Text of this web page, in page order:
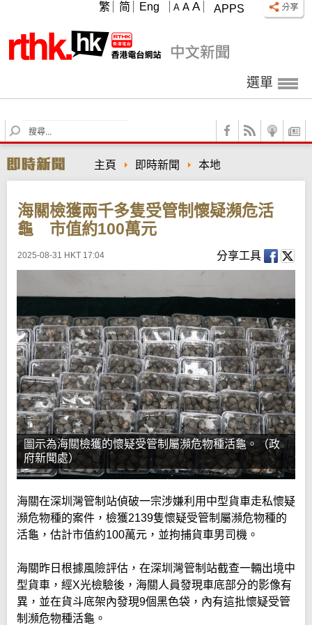
APPS
A A A
繁 简 Eng
選單
S
e
r
c
主頁 即時新聞 本地
海關檢獲兩千多隻受管制懷疑瀕危活
龜 市值約100萬元
2025-08-31 HKT 17:04 分享工具
圖示為海關檢獲的懷疑受管制屬瀕危物種活龜。（政
府新聞處）
海關在深圳灣管制站偵破一宗涉嫌利用中型貨車走私懷疑
瀕危物種的案件，檢獲2139隻懷疑受管制屬瀕危物種的
活龜，估計市值約100萬元，並拘捕貨車男司機。
海關昨日根據風險評估，在深圳灣管制站截查一輛出境中
型貨車，經X光檢驗後，海關人員發現車底部分的影像有
異，並在貨斗底架內發現9個黑色袋，內有這批懷疑受管
制瀕危物種活龜。